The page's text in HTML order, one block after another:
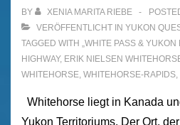
BY XENIA MARITA RIEBE
VERÖFFENTLICHT IN YUKON
TAGGED WITH „WHITE PASS & YUKON
HIGHWAY, ERIK NIELSEN
WHITEHORSE, WHITEHORSE-RAPIDS,
Whitehorse liegt in Kanada
Yukon Territoriums. Der Ort,